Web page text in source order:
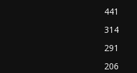
441
314
291
206